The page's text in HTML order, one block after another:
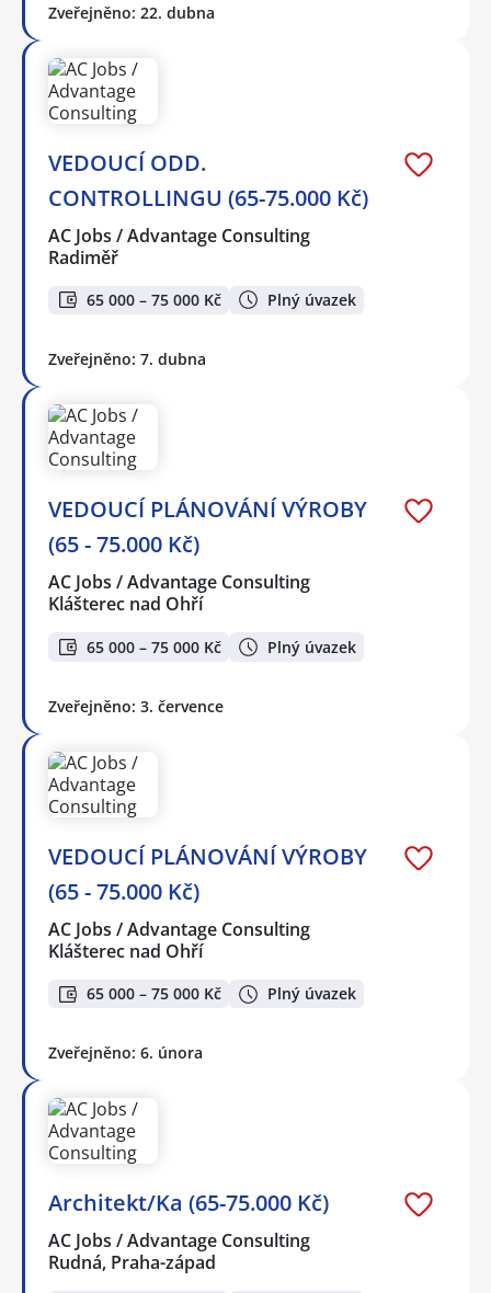
Zveřejněno: 22. dubna
VEDOUCÍ ODD.
CONTROLLINGU (65-75.000 Kč)
AC Jobs / Advantage Consulting
Radiměř
65 000 – 75 000 Kč Plný úvazek
Zveřejněno: 7. dubna
VEDOUCÍ PLÁNOVÁNÍ VÝROBY
(65 - 75.000 Kč)
AC Jobs / Advantage Consulting
Klášterec nad Ohří
65 000 – 75 000 Kč Plný úvazek
Zveřejněno: 3. července
VEDOUCÍ PLÁNOVÁNÍ VÝROBY
(65 - 75.000 Kč)
AC Jobs / Advantage Consulting
Klášterec nad Ohří
65 000 – 75 000 Kč Plný úvazek
Zveřejněno: 6. února
Architekt/Ka (65-75.000 Kč)
AC Jobs / Advantage Consulting
Rudná, Praha-západ